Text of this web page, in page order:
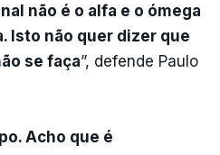
não é o alfa e o ómega
Isto não quer dizer que
se faça”, defende Paulo
Acho que é